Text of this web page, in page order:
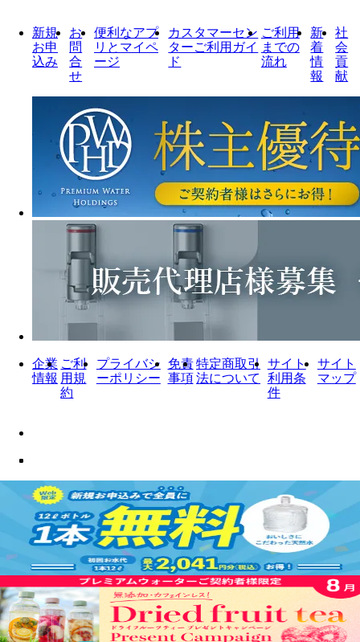
新規
お申
込み
お
問
合
せ
便利なアプ
リとマイペ
ージ
カスタマーセン
ターご利用ガイ
ド
ご利用
までの
流れ
新
着
情
報
社
会
貢
献
企業
情報
ご利
用規
約
プライバシ
ーポリシー
免責
事項
特定商取引
法について
サイト
利用条
件
サイト
マップ